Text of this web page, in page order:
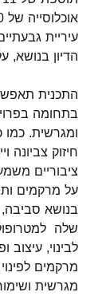
עיריית
הדיון בנושא,
התכנית
בתחומה
ומגרשית.
חיזוק
ציבוריים
על מרקמים
בנושא
שלה
לבינוי,
מרקמים
מגרשית